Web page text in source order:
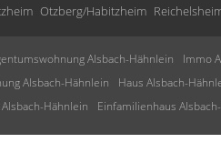
Otzberg/Habitzheim
Alsbach-Hähnlein Immo
Alsbach-Hähnlein Haus Alsbach-
Hähnlein Einfamilienhaus